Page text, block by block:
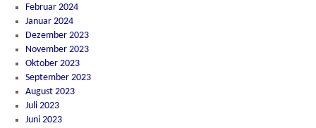
Februar 2024
Januar 2024
Dezember 2023
November 2023
Oktober 2023
September 2023
August 2023
Juli 2023
Juni 2023